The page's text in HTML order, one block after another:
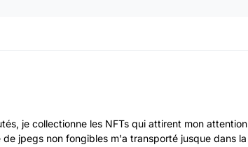
je collectionne les NFTs qui attirent mon attention
de jpegs non fongibles m'a transporté jusque dans la